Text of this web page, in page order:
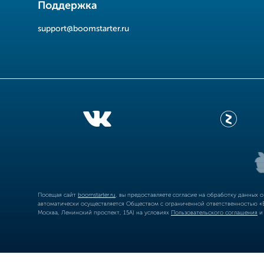
Поддержка
support@boomstarter.ru
Посещая сайт boomstarter.ru , вы предоставляете согласие на обработку
автоматически осуществляется Обществом с ограниченной
Москва, Ленинский проспект, 15А) на условиях Пользовательского соглашения и